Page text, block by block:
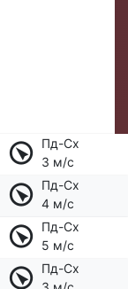
Пд-Сх
3 м/с
Пд-Сх
4 м/с
Пд-Сх
5 м/с
Пд-Сх